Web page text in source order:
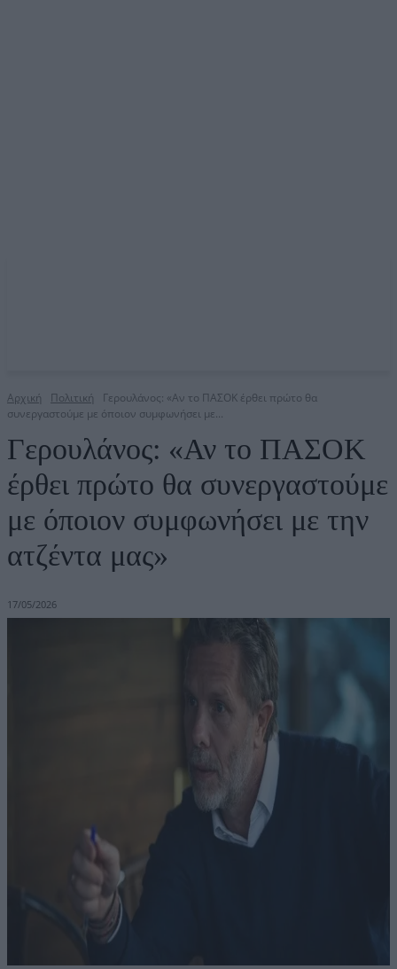
Αρχική Πολιτική
Γερουλάνος: «Αν το ΠΑΣΟΚ έρθει πρώτο θα
συνεργαστούμε με όποιον συμφωνήσει με...
Γερουλάνος: «Αν το ΠΑΣΟΚ
έρθει πρώτο θα συνεργαστούμε
με όποιον συμφωνήσει με την
ατζέντα μας»
17/05/2026